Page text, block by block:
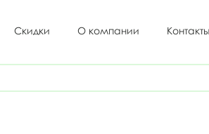
Скидки О компании